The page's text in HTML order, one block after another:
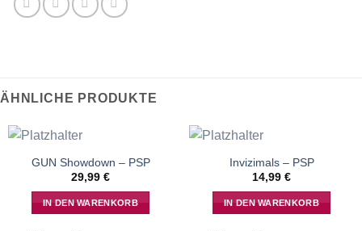
ÄHNLICHE PRODUKTE
GUN Showdown – PSP
29,99 €
IN DEN WARENKORB
Invizimals – PSP
14,99 €
IN DEN WARENKORB